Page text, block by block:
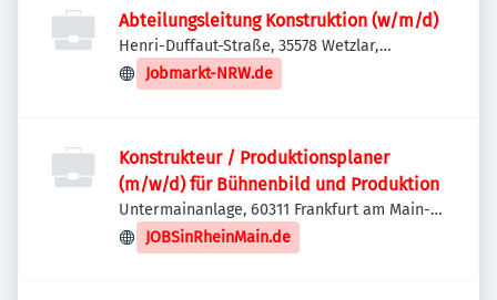
Abteilungsleitung Konstruktion (w/m/d)
Henri-Duffaut-Straße, 35578 Wetzlar,
Deutschland
Jobmarkt-NRW.de
Konstrukteur / Produktionsplaner
(m/w/d) für Bühnenbild und Produktion
Untermainanlage, 60311 Frankfurt am Main-
Innenstadt I, Deutschland
JOBSinRheinMain.de